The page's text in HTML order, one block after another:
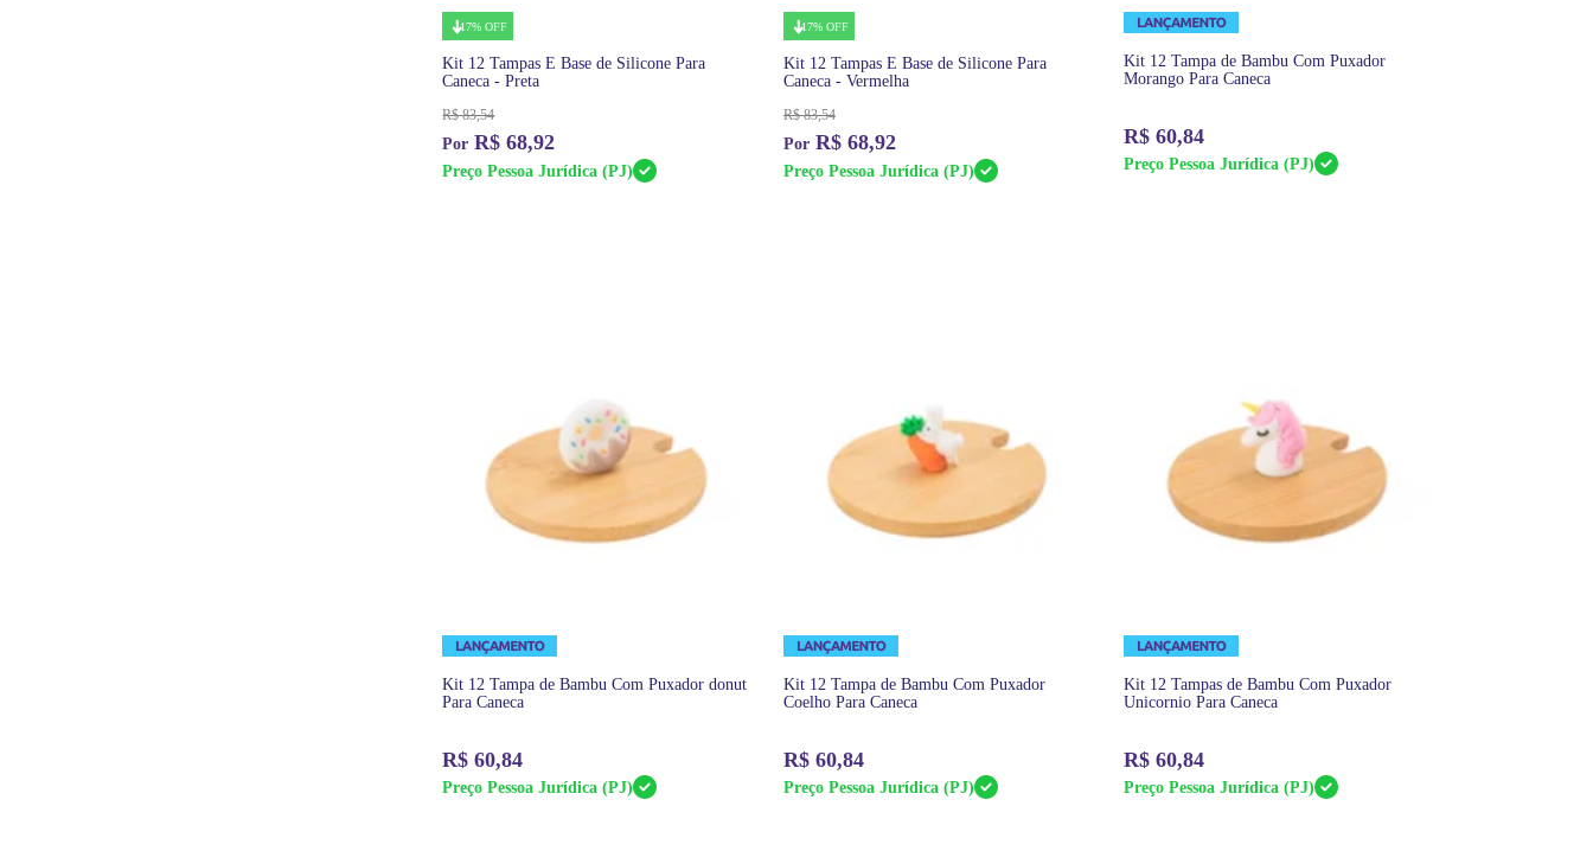
17% OFF
Kit 12 Tampas E Base de Silicone Para
Caneca - Preta
R$ 83,54
R$ 68,92
Preço Pessoa Jurídica (PJ)
17% OFF
Kit 12 Tampas E Base de Silicone Para
Caneca - Vermelha
R$ 83,54
R$ 68,92
Preço Pessoa Jurídica (PJ)
Kit 12 Tampa de Bambu Com Puxador
Morango Para Caneca
R$ 60,84
Preço Pessoa Jurídica (PJ)
Kit 12 Tampa de Bambu Com Puxador donut
Para Caneca
R$ 60,84
Preço Pessoa Jurídica (PJ)
Kit 12 Tampa de Bambu Com Puxador
Coelho Para Caneca
R$ 60,84
Preço Pessoa Jurídica (PJ)
Kit 12 Tampas de Bambu Com Puxador
Unicornio Para Caneca
R$ 60,84
Preço Pessoa Jurídica (PJ)